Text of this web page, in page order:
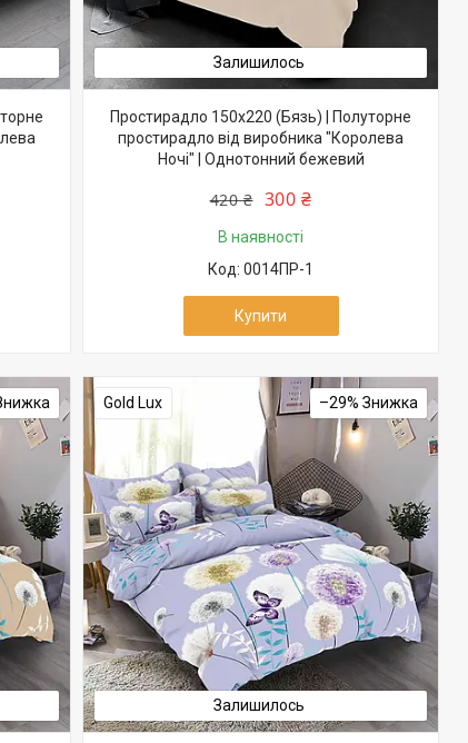
Залишилось
Простирадло 150х220 (Бязь) | Полуторне
простирадло від виробника "Королева
Ночі" | Однотонний бежевий
420 ₴ 300 ₴
В наявності
0014ПР-1
Купити
Gold Lux –29%
Залишилось